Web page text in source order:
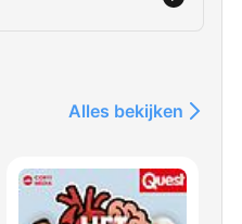
Alles bekijken